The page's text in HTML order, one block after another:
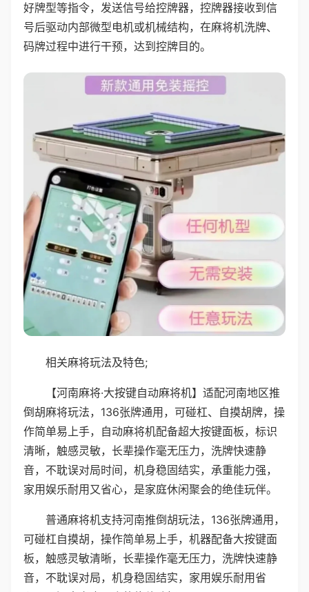
好牌型等指令，发送信号给控牌器，控牌器接收到信
号后驱动内部微型电机或机械结构，在麻将机洗牌、
码牌过程中进行干预，达到控牌目的。
相关麻将玩法及特色;
【河南麻将·大按键自动麻将机】适配河南地区推
倒胡麻将玩法，136张牌通用，可碰杠、自摸胡牌，操
作简单易上手，自动麻将机配备超大按键面板，标识
清晰，触感灵敏，长辈操作毫无压力，洗牌快速静
音，不耽误对局时间，机身稳固结实，承重能力强，
家用娱乐耐用又省心，是家庭休闲聚会的绝佳玩伴。
普通麻将机支持河南推倒胡玩法，136张牌通用，
可碰杠自摸胡，操作简单易上手，机器配备大按键面
板，触感灵敏清晰，长辈操作毫无压力，洗牌快速静
音，不耽误对局，机身稳固结实，家用娱乐耐用省